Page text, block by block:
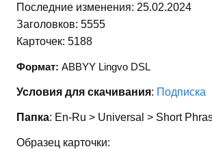
Последние изменения: 25.02.2024
Заголовков: 5555
Карточек: 5188
Формат: ABBYY Lingvo DSL
Условия для скачивания: Подписка
Папка: En-Ru > Universal > Short
Образец карточки: